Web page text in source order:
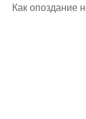
Как опоздание